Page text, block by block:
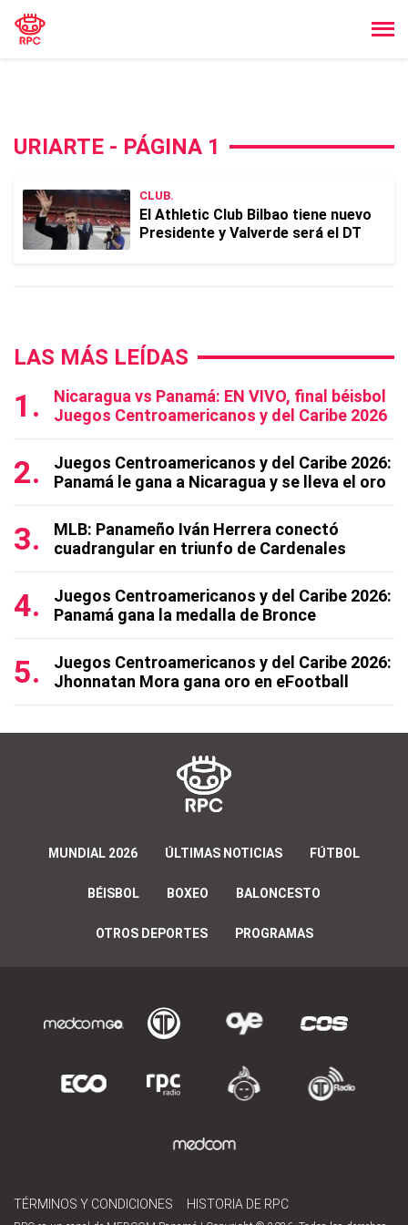
URIARTE - PÁGINA 1
CLUB.
El Athletic Club Bilbao tiene nuevo
Presidente y Valverde será el DT
LAS MÁS LEÍDAS
Nicaragua vs Panamá: EN VIVO, final béisbol
Juegos Centroamericanos y del Caribe 2026
Juegos Centroamericanos y del Caribe 2026:
Panamá le gana a Nicaragua y se lleva el oro
MLB: Panameño Iván Herrera conectó
cuadrangular en triunfo de Cardenales
Juegos Centroamericanos y del Caribe 2026:
Panamá gana la medalla de Bronce
Juegos Centroamericanos y del Caribe 2026:
Jhonnatan Mora gana oro en eFootball
MUNDIAL 2026 ÚLTIMAS NOTICIAS FÚTBOL
BÉISBOL BOXEO BALONCESTO
OTROS DEPORTES PROGRAMAS
TÉRMINOS Y CONDICIONES HISTORIA DE RPC